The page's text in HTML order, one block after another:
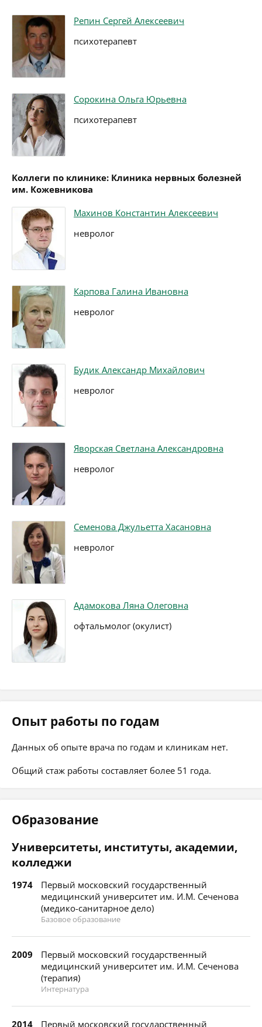
Репин Сергей Алексеевич
психотерапевт
Сорокина Ольга Юрьевна
психотерапевт
Коллеги по клинике: Клиника нервных болезней
им. Кожевникова
Махинов Константин Алексеевич
невролог
Карпова Галина Ивановна
невролог
Будик Александр Михайлович
невролог
Яворская Светлана Александровна
невролог
Семенова Джульетта Хасановна
невролог
Адамокова Ляна Олеговна
офтальмолог (окулист)
Опыт работы по годам
Данных об опыте врача по годам и клиникам нет.
Общий стаж работы составляет более 51 года.
Образование
Университеты, институты, академии,
колледжи
1974
Первый московский государственный
медицинский университет им. И.М. Сеченова
(медико-санитарное дело)
Базовое образование
2009
Первый московский государственный
медицинский университет им. И.М. Сеченова
(терапия)
Интернатура
2014 Первый московский государственный